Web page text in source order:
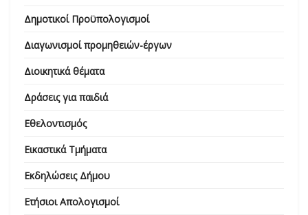
Δημοτικοί Προϋπολογισμοί
Διαγωνισμοί προμηθειών-έργων
Διοικητικά θέματα
Δράσεις για παιδιά
Εθελοντισμός
Εικαστικά Τμήματα
Εκδηλώσεις Δήμου
Ετήσιοι Απολογισμοί